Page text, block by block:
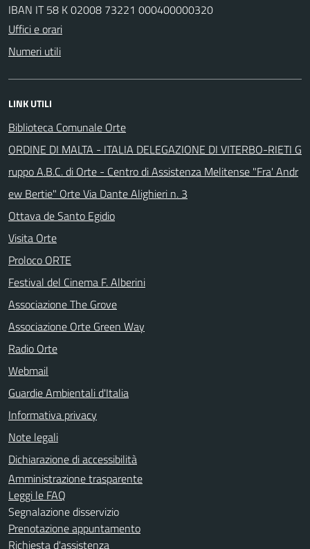
IBAN IT 58 K 02008 73221 000400000320
Uffici e orari
Numeri utili
LINK UTILI
Biblioteca Comunale Orte
ORDINE DI MALTA - ITALIA DELEGAZIONE DI VITERBO-RIETI G
ruppo A.B.C. di Orte - Centro di Assistenza Melitense "Fra' Andr
ew Bertie" Orte Via Dante Alighieri n. 3
Ottava de Santo Egidio
Visita Orte
Proloco ORTE
Festival del Cinema F. Alberini
Associazione The Grove
Associazione Orte Green Way
Radio Orte
Webmail
Guardie Ambientali d'Italia
Informativa privacy
Note legali
Dichiarazione di accessibilità
Amministrazione trasparente
Leggi le FAQ
Segnalazione disservizio
Prenotazione appuntamento
Richiesta d'assistenza